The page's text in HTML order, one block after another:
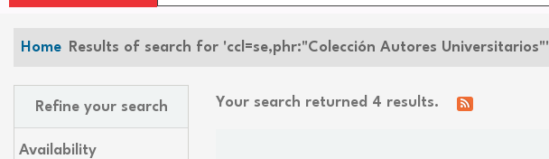
Home Results of search for 'ccl=se,phr:"Colección Autores Universitarios"'
Refine your search
Availability
Your search returned 4 results.